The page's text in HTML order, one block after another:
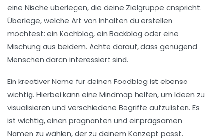
eine Nische überlegen, die deine Zielgruppe anspricht.
Überlege, welche Art von Inhalten du erstellen
möchtest: ein Kochblog, ein Backblog oder eine
Mischung aus beidem. Achte darauf, dass genügend
Menschen daran interessiert sind.
Ein kreativerName für deinen Foodblog ist ebenso
wichtig. Hierbei kann eine Mindmap helfen, um Ideen zu
visualisieren und verschiedene Begriffe aufzulisten. Es
ist wichtig, einen prägnanten und einprägsamen
Namen zu wählen, der zu deinem Konzept passt.